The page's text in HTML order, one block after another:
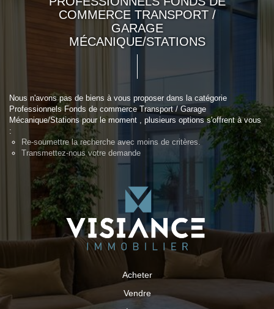
COMMERCE TRANSPORT /
GARAGE
MÉCANIQUE/STATIONS
Nous n'avons pas de biens à vous proposer dans la catégorie
Professionnels Fonds de commerce Transport / Garage
Mécanique/Stations pour le moment , plusieurs options s'offrent à vous
:
Re-soumettre la recherche avec moins de critères.
Transmettez-nous votre demande
Acheter
Vendre